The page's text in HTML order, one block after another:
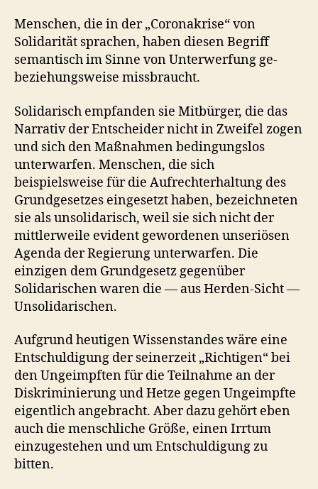
Menschen, die in der „Coronakrise“ von
Solidarität sprachen, haben diesen Begriff
semantisch im Sinne von Unterwerfung ge-
beziehungsweise missbraucht.
Solidarisch empfanden sie Mitbürger, die das
Narrativ der Entscheider nicht in Zweifel zogen
und sich den Maßnahmen bedingungslos
unterwarfen. Menschen, die sich
beispielsweise für die Aufrechterhaltung des
Grundgesetzes eingesetzt haben, bezeichneten
sie als unsolidarisch, weil sie sich nicht der
mittlerweile evident gewordenen unseriösen
Agenda der Regierung unterwarfen. Die
einzigen dem Grundgesetz gegenüber
Solidarischen waren die — aus Herden-Sicht —
Unsolidarischen.
Aufgrund heutigen Wissenstandes wäre eine
Entschuldigung der seinerzeit „Richtigen“ bei
den Ungeimpften für die Teilnahme an der
Diskriminierung und Hetze gegen Ungeimpfte
eigentlich angebracht. Aber dazu gehört eben
auch die menschliche Größe, einen Irrtum
einzugestehen und um Entschuldigung zu
bitten.